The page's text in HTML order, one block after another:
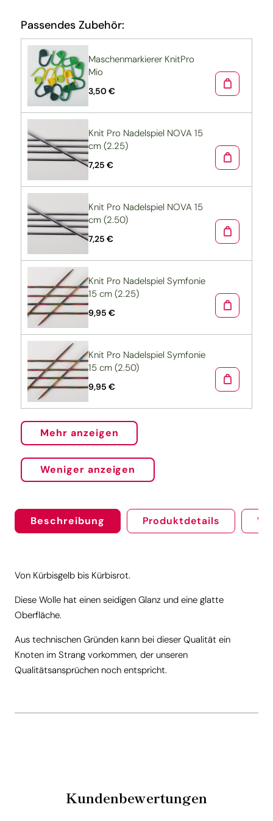
Passendes Zubehör:
Maschenmarkierer KnitPro
Mio
3,50 €
Knit Pro Nadelspiel NOVA 15
cm (2.25)
7,25 €
Knit Pro Nadelspiel NOVA 15
cm (2.50)
7,25 €
Knit Pro Nadelspiel Symfonie
15 cm (2.25)
9,95 €
Knit Pro Nadelspiel Symfonie
15 cm (2.50)
9,95 €
Mehr anzeigen
Weniger anzeigen
Beschreibung Produktdetails
Von Kürbisgelb bis Kürbisrot.
Diese Wolle hat einen seidigen Glanz und eine glatte
Oberfläche.
Aus technischen Gründen kann bei dieser Qualität ein
Knoten im Strang vorkommen, der unseren
Qualitätsansprüchen noch entspricht.
Kundenbewertungen